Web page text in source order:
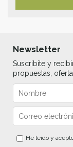
Newsletter
Suscribite y
propuestas,
He leído y